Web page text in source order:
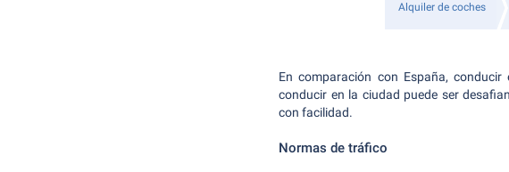
Alquiler de coches
En comparación con España,
conducir en la ciudad puede ser
con facilidad.
Normas de tráfico